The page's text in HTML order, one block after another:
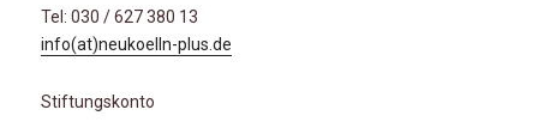
Tel: 030 / 627 380 13
info(at)neukoelln-plus.de
Stiftungskonto